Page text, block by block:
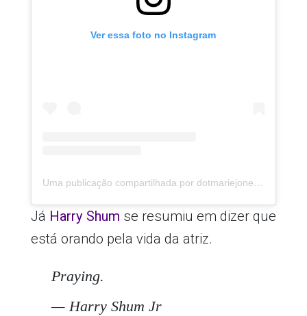
Ver essa foto no Instagram
Uma publicação compartilhada por dotmariejones (@dotmariejones)
Já Harry Shum se resumiu em dizer que
está orando pela vida da atriz.
Praying.
— Harry Shum Jr